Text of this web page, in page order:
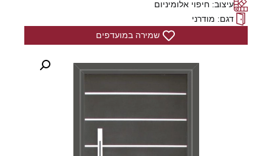
עיצוב: חיפוי אלומיניום
דגם: מודרני
שמירה במועדפים